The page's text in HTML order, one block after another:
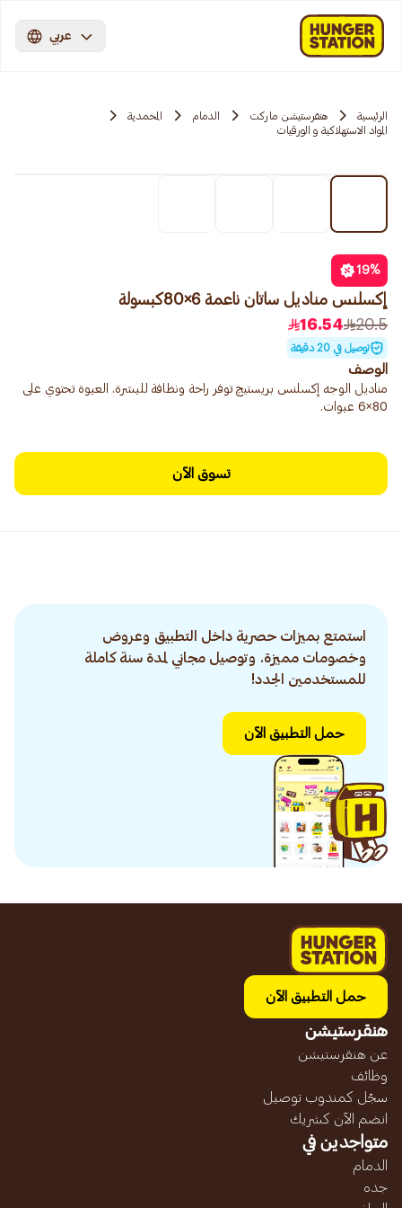
عربي
الرئيسية هنقرستيشن ماركت الدمام
المحمدية
المواد الاستهلاكية و الورقيات
19%
إكسلنس مناديل ساتان ناعمة 6×80كبسولة
20.5
16.54
توصيل في 20 دقيقة
الوصف
مناديل الوجه إكسلنس بريستيچ توفر راحة ونظافة للبشرة. العبوة تحتوي على
80×6 عبوات.
تسوق الآن
استمتع بميزات حصرية داخل التطبيق وعروض
وخصومات مميزة. وتوصيل مجاني لمدة سنة كاملة
للمستخدمين الجدد!
حمل التطبيق الآن
حمل التطبيق الآن
هنقرستيشن
عن هنقرستيشن
وظائف
سجّل كمندوب توصيل
انضم الآن كشريك
متواجدين في
الدمام
جده